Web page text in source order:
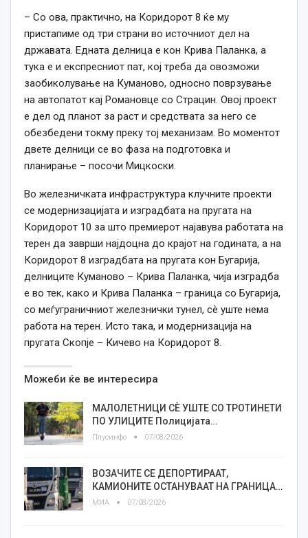
– Со ова, практично, на Коридорот 8 ќе му
пристапиме од три страни во источниот дел на
државата. Едната делница е кон Крива Паланка, а
тука е и експресниот пат, кој треба да овозможи
заобиколување на Куманово, односно поврзување
на автопатот кај Романовце со Страцин. Овој проект
е дел од планот за раст и средствата за него се
обезбедени токму преку тој механизам. Во моментот
двете делници се во фаза на подготовка и
планирање – посочи Мицкоски.
Во железничката инфраструктура клучните проекти
се модернизацијата и изградбата на пругата на
Коридорот 10 за што премиерот најавува работата на
терен да заврши најдоцна до крајот на годината, а на
Коридорот 8 изградбата на пругата кон Бугарија,
делниците Куманово – Крива Паланка, чија изградба
е во тек, како и Крива Паланка – граница со Бугарија,
со меѓуграничниот железнички тунел, сѐ уште нема
работа на терен. Исто така, и модернизација на
пругата Скопје – Кичево на Коридорот 8.
Можеби ќе ве интересира
МАЛОЛЕТНИЦИ СÈ УШТЕ СО ТРОТИНЕТИ
ПО УЛИЦИТЕ Полицијата…
Плусинфо 07/08/2026
ВОЗАЧИТЕ СЕ ДЕПОРТИРААТ,
КАМИОНИТЕ ОСТАНУВААТ НА ГРАНИЦА…
МИА 07/08/2026